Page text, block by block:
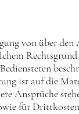
von über
Bediensteten
ist auf die
Ansprüche
für